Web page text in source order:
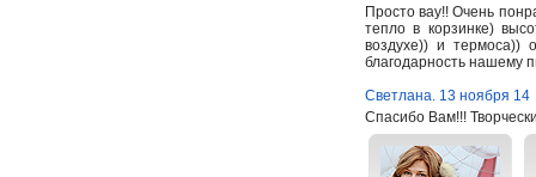
Просто вау!! Очень
тепло в корзинке)
воздухе)) и
благодарность нашему
Светлана. 13 ноября 14
Спасибо Вам!!!